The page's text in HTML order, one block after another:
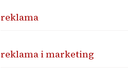
reklama
reklama i marketing